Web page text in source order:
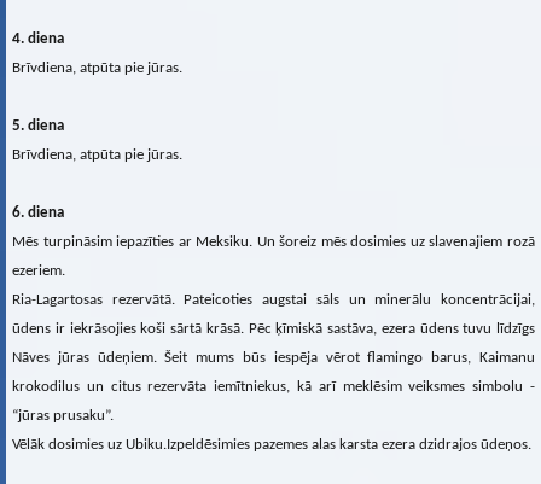
4. diena
Brīvdiena, atpūta pie jūras.
5. diena
Brīvdiena, atpūta pie jūras.
6. diena
Mēs turpināsim iepazīties ar Meksiku. Un šoreiz mēs dosimies uz slavenajiem rozā
ezeriem.
Ria-Lagartosas rezervātā. Pateicoties augstai sāls un minerālu koncentrācijai,
ūdens ir iekrāsojies koši sārtā krāsā. Pēc ķīmiskā sastāva, ezera ūdens tuvu līdzīgs
Nāves jūras ūdeņiem. Šeit mums būs iespēja vērot flamingo barus, Kaimanu
krokodilus un citus rezervāta iemītniekus, kā arī meklēsim veiksmes simbolu -
“jūras prusaku”.
Vēlāk dosimies uz Ubiku.Izpeldēsimies pazemes alas karsta ezera dzidrajos ūdeņos.